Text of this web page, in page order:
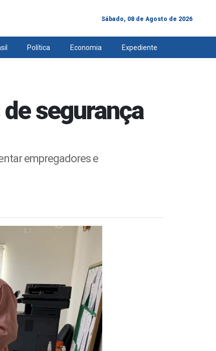
Sábado, 08 de Agosto de 2026
Política Economia Expediente
segurança
empregadores e